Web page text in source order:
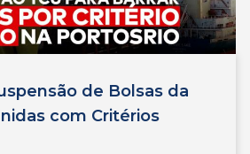
de Bolsas da
com Critérios